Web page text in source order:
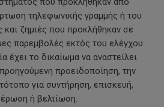
τηλεφωνικής γραμμής ή του
και ζημιές που προκλήθηκαν σε
παρεμβολές εκτός του ελέγχου
έχει το δικαίωμα να αναστείλει
προειδοποίηση, την
για συντήρηση, επισκευή,
ή βελτίωση.